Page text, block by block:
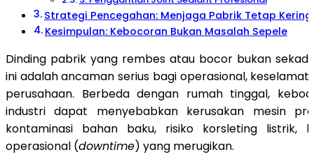
Strategi Pencegahan: Menjaga Pabrik Tetap
Kesimpulan: Kebocoran Bukan Masalah Sepele
Dinding pabrik yang rembes atau bocor bukan
ini adalah ancaman serius bagi operasional,
perusahaan. Berbeda dengan rumah tinggal,
industri dapat menyebabkan kerusakan mesin
kontaminasi bahan baku, risiko korsleting listrik,
operasional (downtime) yang merugikan.